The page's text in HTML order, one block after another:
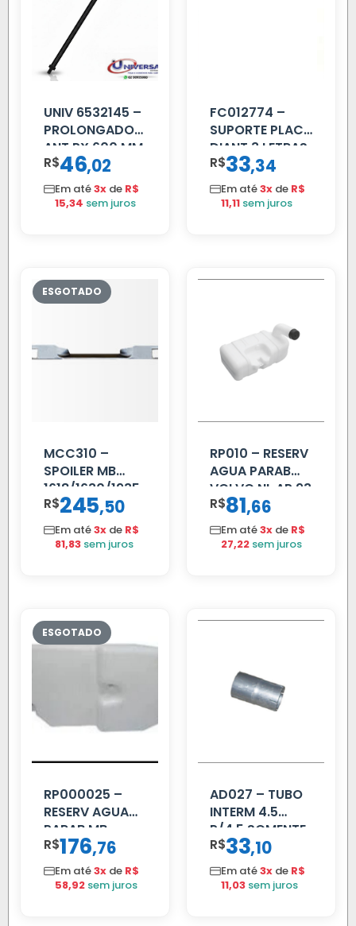
UNIV 6532145 –
PROLONGADOR
ANT PX 600 MM
FIBRA PRETA
R$46,02
Em até3x de R$
15,34 sem juros
FC012774 –
SUPORTE PLACA
DIANT 3 LETRAS
REFORCADO
R$33,34
Em até3x de R$
11,11 sem juros
MCC310 –
SPOILER MB
1618/1630/1935
02 FAR
R$245,50
Em até3x de R$
81,83 sem juros
RP010 – RESERV
AGUA PARAB
VOLVO NL AP 93
R$81,66
Em até3x de R$
27,22 sem juros
RP000025 –
RESERV AGUA
PARAB MB
ACCELO
C/TAMPA
R$176,76
Em até3x de R$
58,92 sem juros
AD027 – TUBO
INTERM 4.5
P/4.5 SOMENTE
PROLONGADOR
R$33,10
Em até3x de R$
11,03 sem juros